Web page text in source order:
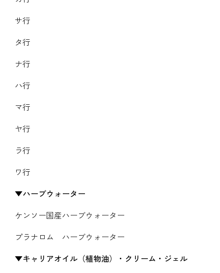
サ行
タ行
ナ行
ハ行
マ行
ヤ行
ラ行
ワ行
ハーブウォーター
ケンソー国産ハーブウォーター
プラナロム ハーブウォーター
キャリアオイル（植物油）・クリーム・ジェル